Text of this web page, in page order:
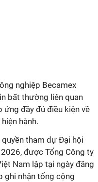
nghiệp Becamex
bất thường liên quan
ứng đầy đủ điều kiện về
hành.
tham dự Đại hội
được Tổng Công ty
Nam lập tại ngày đăng
ghi nhận tổng cộng